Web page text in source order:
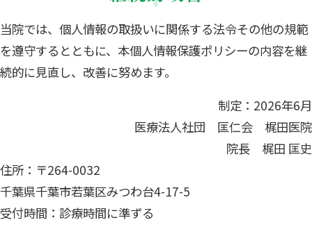
当院では、個人情報の取扱いに関係する法令その他の規範
を遵守するとともに、本個人情報保護ポリシーの内容を継
続的に見直し、改善に努めます。
制定：2026年6月
医療法人社団 匡仁会 梶田医院
院長 梶田 匡史
住所：〒264-0032
千葉県千葉市若葉区みつわ台4-17-5
受付時間：診療時間に準ずる